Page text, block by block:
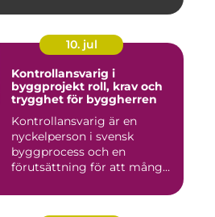
10. jul
Kontrollansvarig i
byggprojekt roll, krav och
trygghet för byggherren
Kontrollansvarig är en
nyckelperson i svensk
byggprocess och en
förutsättning för att många